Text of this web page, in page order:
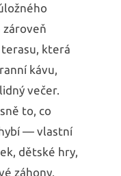
zároveň
která
kávu,
večer.
to, co
— vlastní
dětské hry,
záhony.